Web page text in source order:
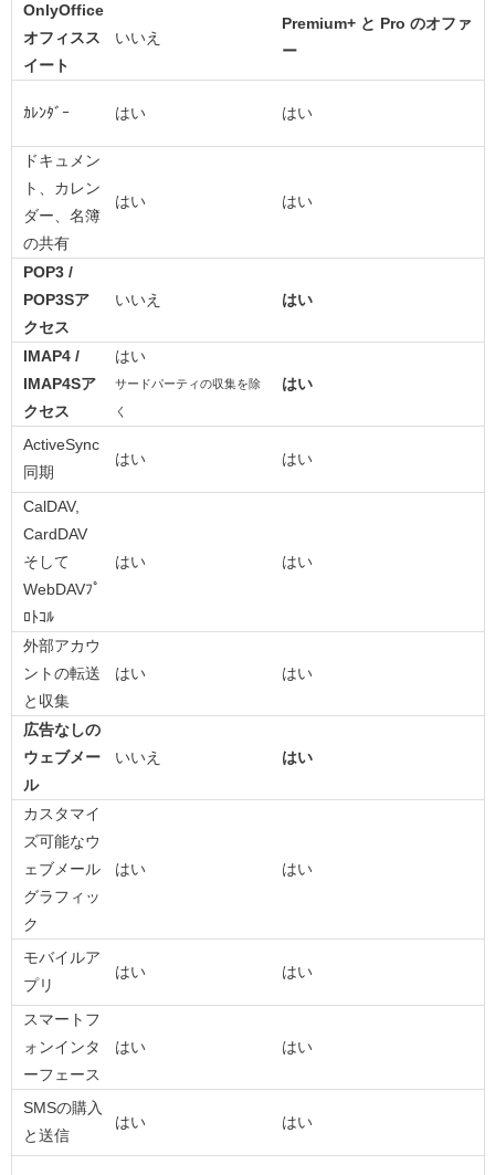
OnlyOffice
オフィスス
イート
いいえ
Premium+ と Pro のオファ
ー
ｶﾚﾝﾀﾞｰ はい はい
ドキュメン
ト、カレン
ダー、名簿
の共有
はい はい
POP3 /
POP3Sア
クセス
いいえ はい
IMAP4 /
IMAP4Sア
クセス
はい
サードパーティの収集を除
く
はい
ActiveSync
同期
はい はい
CalDAV,
CardDAV
そして
WebDAVﾌﾟ
ﾛﾄｺﾙ
はい はい
外部アカウ
ントの転送
と収集
はい はい
広告なしの
ウェブメー
ル
いいえ はい
カスタマイ
ズ可能なウ
ェブメール
グラフィッ
ク
はい はい
モバイルア
プリ
はい はい
スマートフ
ォンインタ
ーフェース
はい はい
SMSの購入
と送信
はい はい